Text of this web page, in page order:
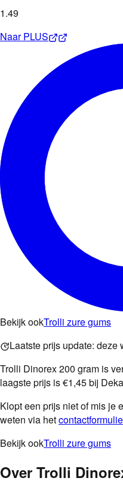
1.49
NaarPLUS
Bekijk ookTrolli zure gums
Laatste prijs update: deze
Trolli Dinorex 200 gram is
laagste prijs is €1,45 bij
Klopt een prijs niet of mis je
weten via het
Bekijk ookTrolli zure gums
Over Trolli